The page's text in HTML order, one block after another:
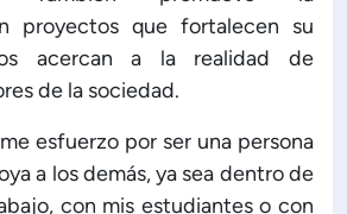
proyectos que fortalecen su
acercan a la realidad de
de la sociedad.
esfuerzo por ser una persona
a los demás, ya sea dentro de
con mis estudiantes o con